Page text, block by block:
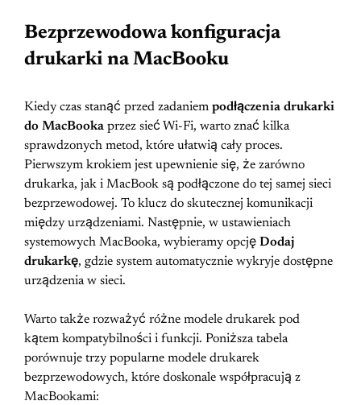
Bezprzewodowa konfiguracja
drukarki na MacBooku
Kiedy czas stanąć przed zadaniem podłączenia drukarki
do MacBooka przez sieć Wi-Fi, warto znać kilka
sprawdzonych metod, które ułatwią cały proces.
Pierwszym krokiem jest upewnienie się, że zarówno
drukarka, jak i MacBook są podłączone do tej samej sieci
bezprzewodowej. To klucz do skutecznej komunikacji
między urządzeniami. Następnie, w ustawieniach
systemowych MacBooka, wybieramy opcję Dodaj
drukarkę, gdzie system automatycznie wykryje dostępne
urządzenia w sieci.
Warto także rozważyć różne modele drukarek pod
kątem kompatybilności i funkcji. Poniższa tabela
porównuje trzy popularne modele drukarek
bezprzewodowych, które doskonale współpracują z
MacBookami: